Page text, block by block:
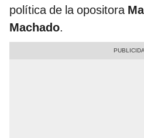
política de la opositora
Machado.